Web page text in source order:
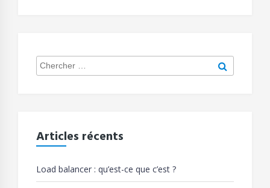
Search
for:
Articles récents
Load balancer : qu’est-ce que c’est ?